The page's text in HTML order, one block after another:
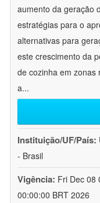
aumento da geração
estratégias para o
alternativas para
este crescimento da
de cozinha em zonas
a...
Instituição/UF/País:
- Brasil
Vigência: Fri Dec 08
00:00:00 BRT 2026